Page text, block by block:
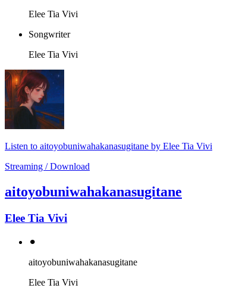
Elee Tia Vivi
Songwriter
Elee Tia Vivi
Listen to aitoyobuniwahakanasugitane by Elee Tia Vivi
Streaming / Download
aitoyobuniwahakanasugitane
Elee Tia Vivi
⚫︎
aitoyobuniwahakanasugitane
Elee Tia Vivi